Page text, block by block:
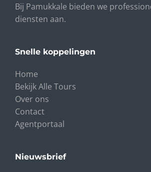
Bij Pamukkale bieden we
diensten aan.
Snelle koppelingen
Home
Bekijk Alle Tours
Over ons
Contact
Agentportaal
Nieuwsbrief